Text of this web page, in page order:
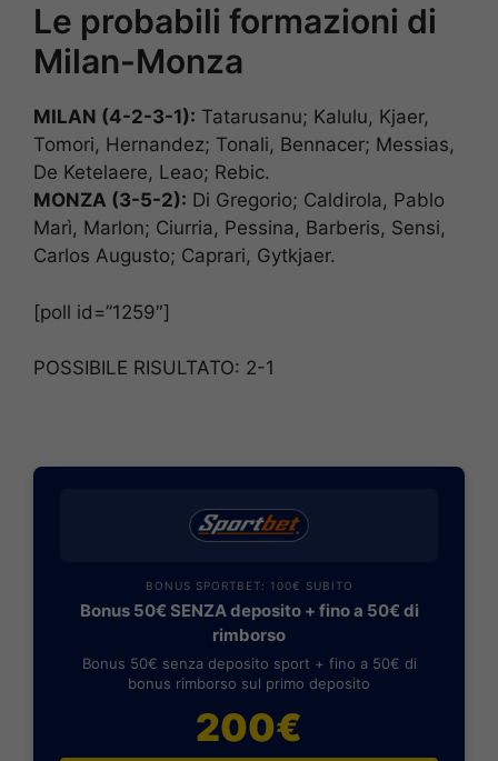
Le probabili formazioni di
Milan-Monza
MILAN (4-2-3-1): Tatarusanu; Kalulu, Kjaer,
Tomori, Hernandez; Tonali, Bennacer; Messias,
De Ketelaere, Leao; Rebic.
MONZA (3-5-2): Di Gregorio; Caldirola, Pablo
Marì, Marlon; Ciurria, Pessina, Barberis, Sensi,
Carlos Augusto; Caprari, Gytkjaer.
[poll id=”1259″]
POSSIBILE RISULTATO: 2-1
BONUS SPORTBET: 100€ SUBITO
Bonus 50€ SENZA deposito + fino a 50€ di
rimborso
Bonus 50€ senza deposito sport + fino a 50€ di
bonus rimborso sul primo deposito
200€